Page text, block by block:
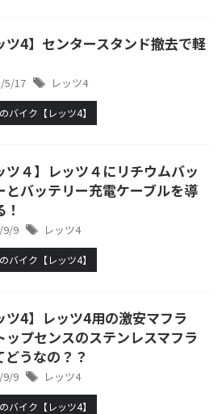
ツ4】センタースタンド撤去で軽
5/17 レッツ4
バイク【レッツ4】
ツ４】レッツ４にリチウムバッ
とバッテリー充電ケーブルを導
9/9 レッツ4
バイク【レッツ4】
ツ4】レッツ4用の激安マフラ
ップセンスのステンレスマフラ
どうなの？？
9/9 レッツ4
バイク【レッツ4】